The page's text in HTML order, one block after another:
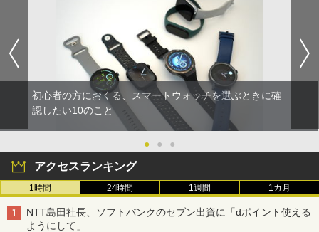
初心者の方におくる、スマートウォッチを選ぶときに確
認したい10のこと
● ● ●
アクセスランキング
1時間 24時間 1週間 1カ月
NTT島田社長、ソフトバンクのセブン出資に「dポイント使える
ようにして」